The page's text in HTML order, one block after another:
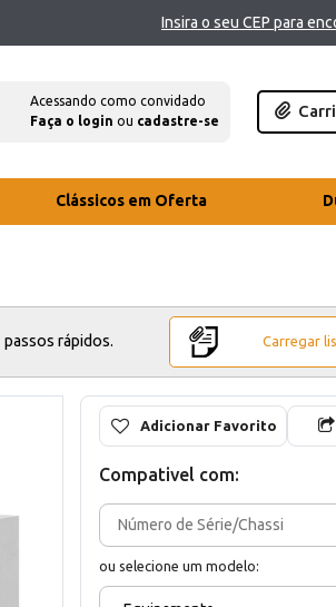
Insira o seu CEP para
Acessando como convidado
Faça o login ou cadastre-se
Clássicos em Oferta
rápidos. Carregar
Adicionar Favorito
Compativel com:
ou selecione um modelo: